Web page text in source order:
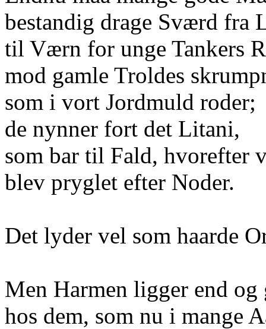
bestandig drage Sværd fra
til Værn for unge Tankers
mod gamle Troldes
som i vort Jordmuld roder;
de nynner fort det Litani,
som bar til Fald, hvorefter
blev pryglet efter Noder.
Det lyder vel som haarde
Men Harmen ligger end og
hos dem, som nu i mange